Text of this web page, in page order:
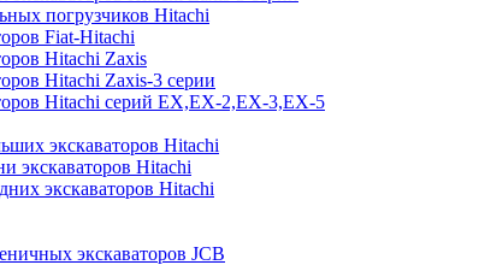
погрузчиков Hitachi
Fiat-Hitachi
Hitachi Zaxis
Hitachi Zaxis-3 серии
Hitachi серий EX,EX-2,EX-3,EX-5
экскаваторов Hitachi
экскаваторов Hitachi
экскаваторов Hitachi
экскаваторов JCB